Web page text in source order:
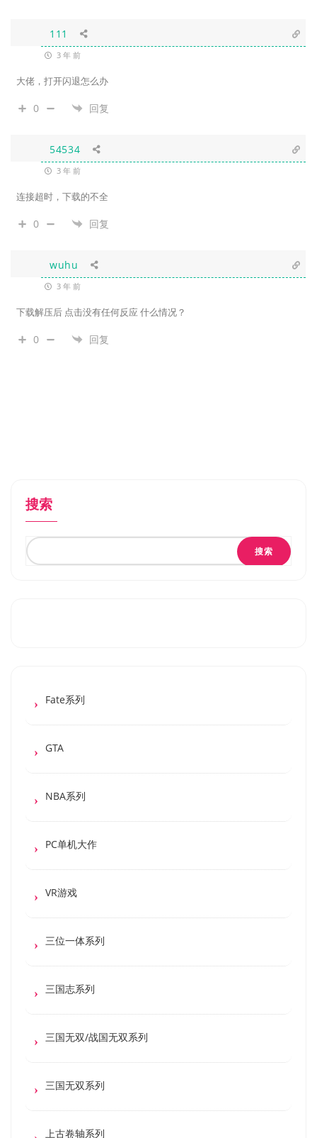
111
3 年 前
大佬，打开闪退怎么办
0 回复
54534
3 年 前
连接超时，下载的不全
0 回复
wuhu
3 年 前
下载解压后 点击没有任何反应 什么情况？
0 回复
搜索
搜索
Fate系列
GTA
NBA系列
PC单机大作
VR游戏
三位一体系列
三国志系列
三国无双/战国无双系列
三国无双系列
上古卷轴系列